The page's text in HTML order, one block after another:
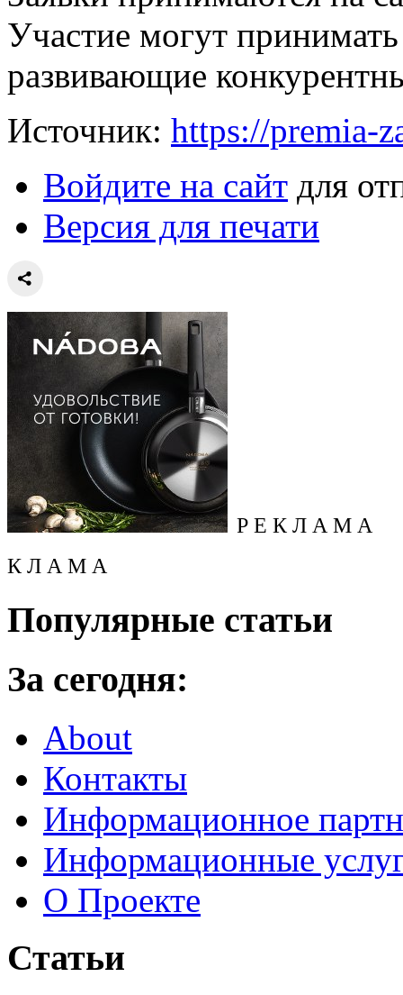
Участие могут
развивающие
Источник: https://premia-
Войдите на сайт для
Версия для печати
Р Е К Л А М А
К Л А М А
Популярные статьи
За сегодня:
About
Контакты
Информационное
Информационные
О Проекте
Статьи